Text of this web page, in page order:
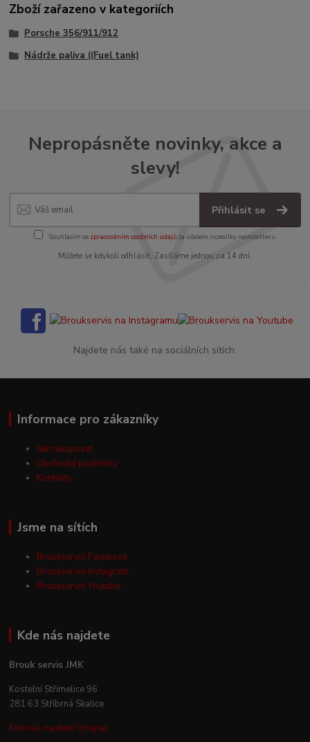
Zboží zařazeno v kategoriích
Porsche 356/911/912
Nádrže paliva ((Fuel tank)
Nepropásněte novinky, akce a
slevy!
Přihlásit se
Souhlasím se zpracováním osobních údajůza účelem rozesílky newsletteru.
Můžete se kdykoli odhlásit. Zasíláme jednou za 14 dní.
Najdete nás také na sociálních sítích.
Informace pro zákazníky
Jak nakupovat
Obchodní podmínky
Kontakty
Jsme na sítích
Broukservis Facebook
Broukservis Instagram
Broukservis Youtube
Kde nás najdete
Brouk servis JMK
Kostelní Střimelice 96
281 63 Stříbrná Skalice
Kde nás najdete? (mapa)